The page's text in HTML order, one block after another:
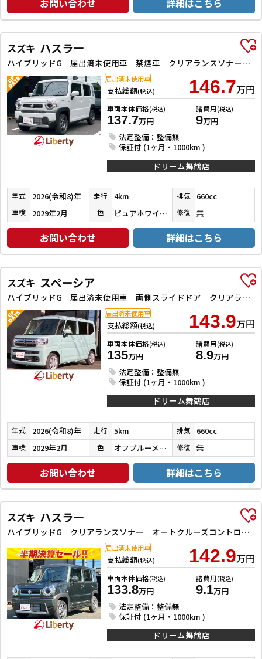
お問い合わせ 詳細はこちら
スズキ ハスラー
ハイブリッドG 届出済未使用車 禁煙車 クリアランスソナー オートクルーズコントロール レーンアシスト 衝突被害軽減システム オートライト LEDヘッドランプ アイドリングストップ 電動格納ミラー シートヒーター
支払総額(税込) 146.7万円
車両本体価格(税込)
137.7万円
諸費用(税込)
9万円
法定整備：整備無
保証付 (1ヶ月・1000km )
届出済未使用車
ドリーム舞鶴店
年式 2026(令和8)年 走行 4km 排気 660cc
車検 2029年2月 色 ピュアホワイトパール 修復 無
お問い合わせ 詳細はこちら
スズキ スペーシア
ハイブリッドG 届出済未使用車 両側スライドドア クリアランスソナー オートライト LEDヘッドランプ スマートキー アイドリングストップ 電動格納ミラー ベンチシート CVT 盗難防止システム ABS ESC
支払総額(税込) 143.9万円
車両本体価格(税込)
135万円
諸費用(税込)
8.9万円
法定整備：整備無
保証付 (1ヶ月・1000km )
届出済未使用車
ドリーム舞鶴店
年式 2026(令和8)年 走行 5km 排気 660cc
車検 2029年2月 色 オフブルーメタリック 修復 無
お問い合わせ 詳細はこちら
スズキ ハスラー
ハイブリッドG クリアランスソナー オートクルーズコントロール レーンアシスト 衝突被害軽減システム オートライト LEDヘッドランプ スマートキー アイドリングストップ 電動格納ミラー シートヒーター CVT
支払総額(税込) 142.9万円
車両本体価格(税込)
133.8万円
諸費用(税込)
9.1万円
法定整備：整備無
保証付 (1ヶ月・1000km )
届出済未使用車
ドリーム舞鶴店